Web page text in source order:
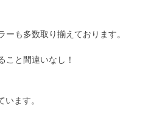
も多数取り揃えております。
こと間違いなし！
ます。